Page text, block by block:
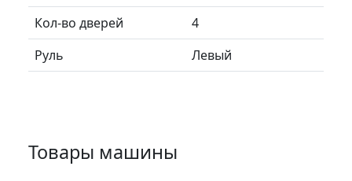
Кол-во дверей
4
Руль
Левый
Товары машины